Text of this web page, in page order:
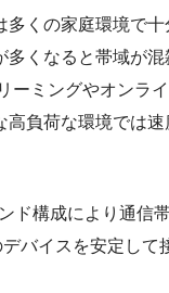
多くの家庭環境で十
多くなると帯域が混
ーミングやオンラ
高負荷な環境では
ド構成により通信
バイスを安定して